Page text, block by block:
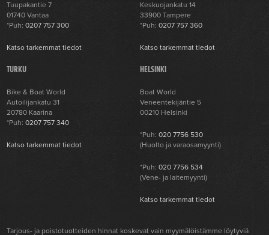
Tuupakantie 7
01740 Vantaa
*Puh:0207 757 300
Katso tarkemmat tiedot
Keskuojankatu 14
33900 Tampere
*Puh:0207 757 360
Katso tarkemmat tiedot
TURKU
Bike & Boat World
Autoilijankatu 31
20780 Kaarina
*Puh:0207 757 340
Katso tarkemmat tiedot
HELSINKI
Boat World
Veneentekijäntie 5
00210 Helsinki
*Puh:020 7756 530
(Huolto ja varaosamyynti)
*Puh:020 7756 534
(Vene- ja laitemyynti)
Katso tarkemmat tiedot
Tarjous- ja poistotuotteiden hinnat koskevat vain myymälöistämme löytyviä